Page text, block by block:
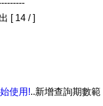
[ 14 / ]
使用!..新增查詢期數範